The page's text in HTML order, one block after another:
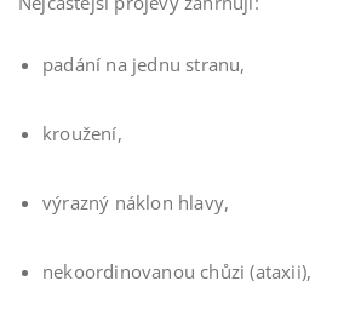
padání na jednu stranu,
kroužení,
výrazný náklon hlavy,
nekoordinovanou chůzi (ataxii),